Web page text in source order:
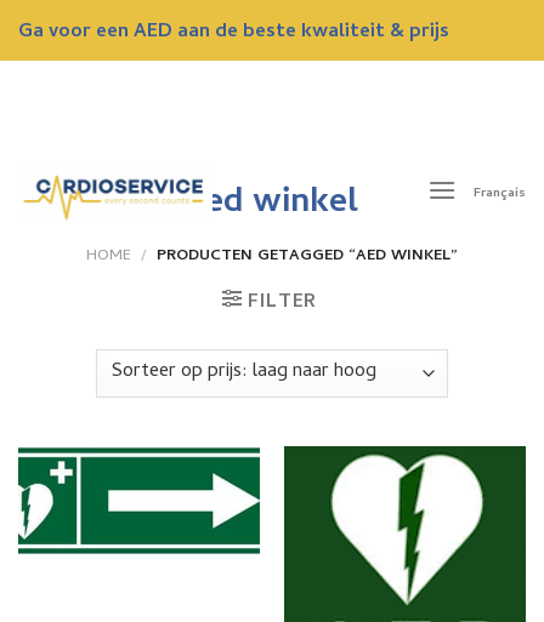
Ga voor een AED aan de beste kwaliteit & prijs
Français
aed winkel
HOME / PRODUCTEN GETAGGED “AED WINKEL”
FILTER